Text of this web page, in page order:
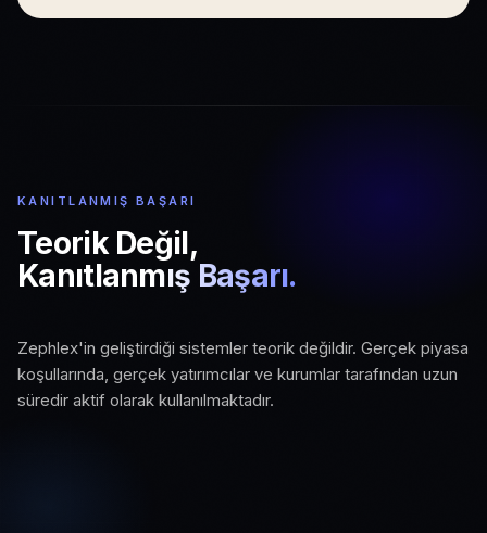
KANITLANMIŞ BAŞARI
Teorik Değil,
Kanıtlanmış Başarı.
Zephlex'in geliştirdiği sistemler teorik değildir. Gerçek piyasa
koşullarında, gerçek yatırımcılar ve kurumlar tarafından uzun
süredir aktif olarak kullanılmaktadır.
01
Gerçek Piyasa Koşulları
Canlı piyasa verisi ve gerçek işlem
02
Aktif Kurumsal Kullanım
03
Ölçeklenebilir Altyapı